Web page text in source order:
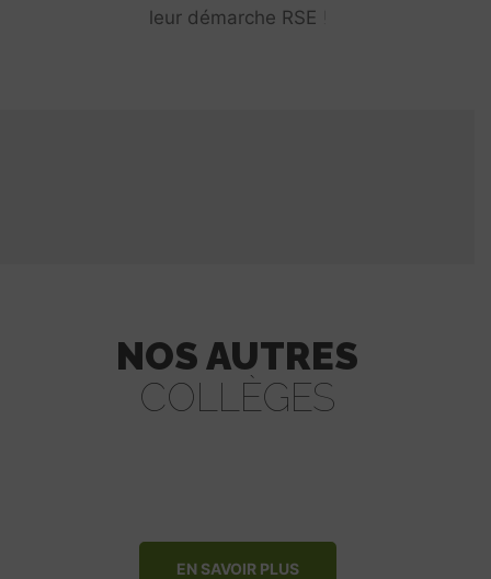
leur démarche RSE
NOS AUTRES
COLLÈGES
EN SAVOIR PLUS